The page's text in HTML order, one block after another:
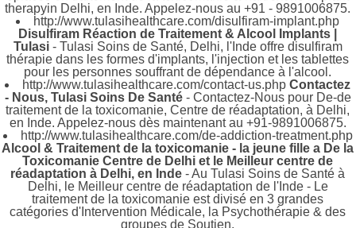
therapyin Delhi, en Inde. Appelez-nous au +91 - 9891006875.
http://www.tulasihealthcare.com/disulfiram-implant.php
Disulfiram Réaction de Traitement & Alcool Implants |
Tulasi- Tulasi Soins de Santé, Delhi, l'Inde offre disulfiram
thérapie dans les formes d'implants, l'injection et les tablettes
pour les personnes souffrant de dépendance à l'alcool.
http://www.tulasihealthcare.com/contact-us.phpContactez
- Nous, Tulasi Soins De Santé- Contactez-Nous pour De-de
traitement de la toxicomanie, Centre de réadaptation, à Delhi,
en Inde. Appelez-nous dès maintenant au +91-9891006875.
http://www.tulasihealthcare.com/de-addiction-treatment.php
Alcool & Traitement de la toxicomanie - la jeune fille a De la
Toxicomanie Centre de Delhi et le Meilleur centre de
réadaptation à Delhi, en Inde - Au Tulasi Soins de Santé à
Delhi, le Meilleur centre de réadaptation de l'Inde - Le
traitement de la toxicomanie est divisé en 3 grandes
catégories d'Intervention Médicale, la Psychothérapie & des
groupes de Soutien.